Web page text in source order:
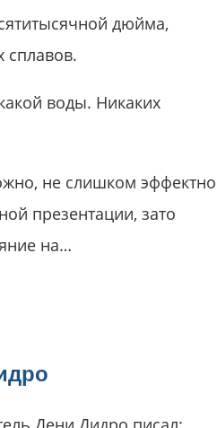
дюйма,
сплавов.
воды. Никаких
не слишком эффектно
презентации, зато
на…